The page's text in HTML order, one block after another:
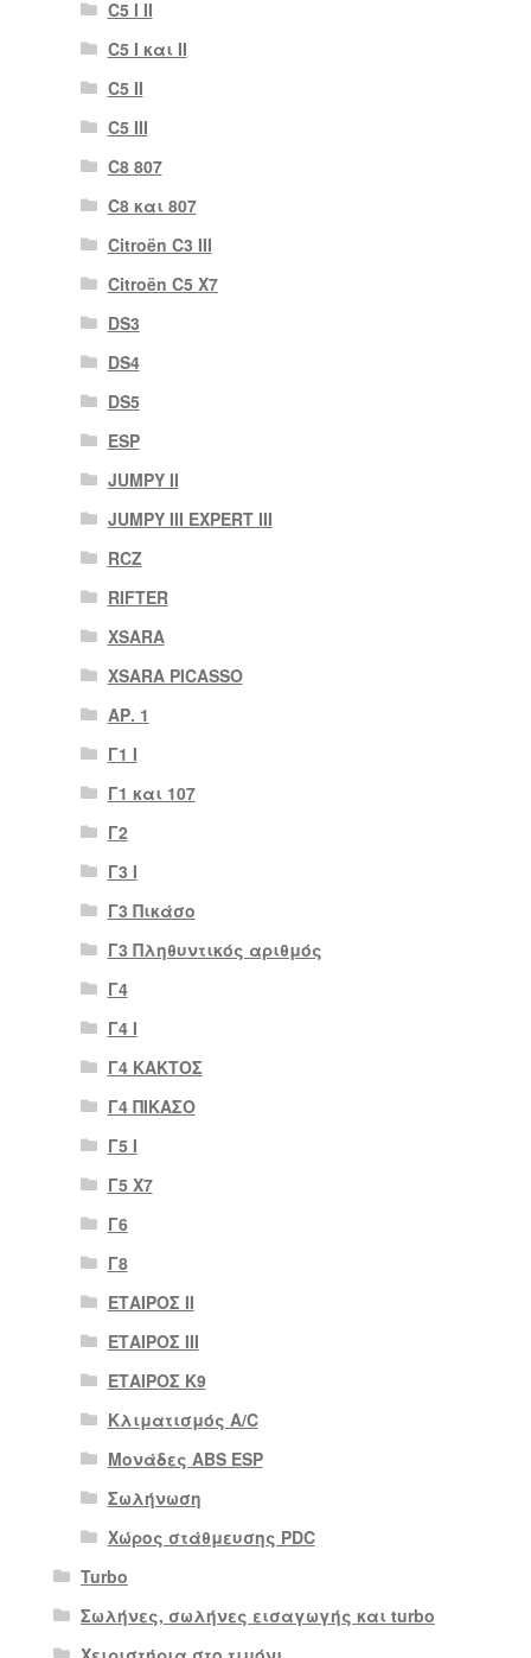
C5 I II
C5 I και II
C5 II
C5 III
C8 807
C8 και 807
Citroën C3 III
Citroën C5 X7
DS3
DS4
DS5
ESP
JUMPY II
JUMPY III EXPERT III
RCZ
RIFTER
XSARA
XSARA PICASSO
ΑΡ. 1
Γ1 Ι
Γ1 και 107
Γ2
Γ3 Ι
Γ3 Πικάσο
Γ3 Πληθυντικός αριθμός
Γ4
Γ4 Ι
Γ4 ΚΑΚΤΟΣ
Γ4 ΠΙΚΑΣΟ
Γ5 Ι
Γ5 Χ7
Γ6
Γ8
ΕΤΑΙΡΟΣ II
ΕΤΑΙΡΟΣ III
ΕΤΑΙΡΟΣ Κ9
Κλιματισμός A/C
Μονάδες ABS ESP
Σωλήνωση
Χώρος στάθμευσης PDC
Turbo
Σωλήνες, σωλήνες εισαγωγής και turbo